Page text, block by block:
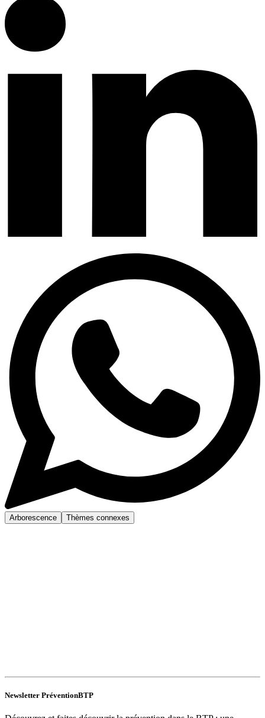
Arborescence Thèmes connexes
Newsletter PréventionBTP